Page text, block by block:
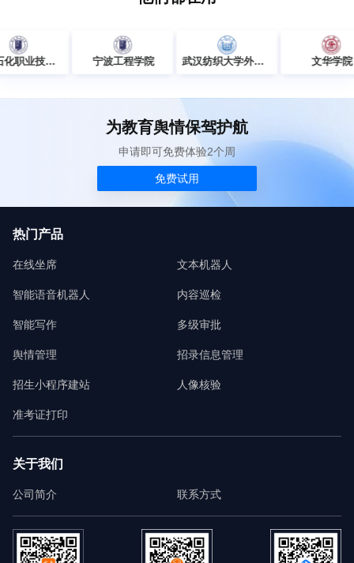
辽宁石化职业技术学院 宁波工程学院 武汉纺织大学外经贸学院 文华学
为教育舆情保驾护航
申请即可免费体验2个周
免费试用
热门产品
在线坐席 文本机器人
智能语音机器人 内容巡检
智能写作 多级审批
舆情管理 招录信息管理
招生小程序建站 人像核验
准考证打印
关于我们
公司简介 联系方式